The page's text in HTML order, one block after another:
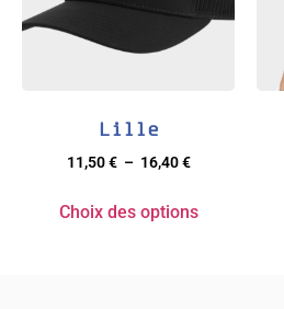
Lille
11,50€ – 16,40€
Choix des options